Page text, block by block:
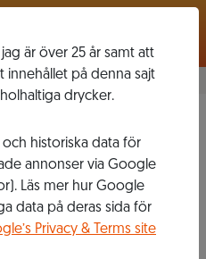
är över 25 år samt att
innehållet på denna sajt
drycker.
historiska data för
annonser via Google
Läs mer hur Google
data på deras sida för
Privacy & Terms site